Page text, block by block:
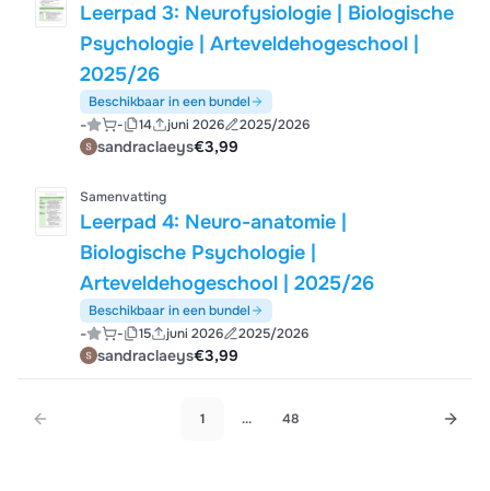
Leerpad 3: Neurofysiologie | Biologische
Psychologie | Arteveldehogeschool |
2025/26
Beschikbaar in een bundel
- - 14 juni 2026 2025/2026
sandraclaeys€3,99
Samenvatting
Leerpad 4: Neuro-anatomie |
Biologische Psychologie |
Arteveldehogeschool | 2025/26
Beschikbaar in een bundel
- - 15 juni 2026 2025/2026
sandraclaeys€3,99
1 ... 48